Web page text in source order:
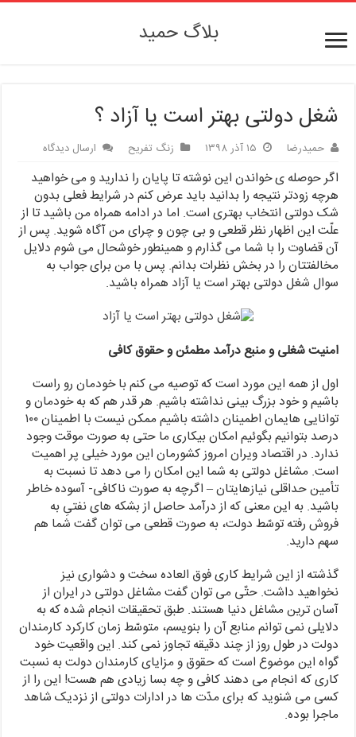
بلاگ حمید
شغل دولتی بهتر است یا آزاد ؟
حمیدرضا ۱۵ آذر ۱۳۹۸ زنگ تفریح ارسال دیدگاه
اگر حوصله ی خواندن این نوشته تا پایان را ندارید و می خواهید
هرچه زودتر نتیجه را بدانید باید عرض کنم در شرایط فعلی بدون
شک دولتی انتخاب بهتری است. اما در ادامه همراه من باشید تا از
علّت این اظهار نظر قطعی و بی چون و چرای من آگاه شوید. پس از
آن قضاوت را با شما می گذارم و همینطور خوشحال می شوم دلایل
مخالفتتان را در بخش نظرات بدانم. پس با من برای جواب به
سوال شغل دولتی بهتر است یا آزاد همراه باشید.
امنیت شغلی و منبع درآمد مطمئن و حقوق کافی
اول از همه این مورد است که توصیه می کنم با خودمان رو راست
باشیم و خود بزرگ بینی نداشته باشیم. هر قدر هم که به خودمان و
توانایی هایمان اطمینان داشته باشیم ممکن نیست با اطمینان ۱۰۰
درصد بتوانیم بگوئیم امکان بیکاری ما حتی به صورت موقت وجود
ندارد. در اقتصاد ویران امروز کشورمان این مورد خیلی پر اهمیت
است. مشاغل دولتی به شما این امکان را می دهد تا نسبت به
تأمین حداقلی نیازهایتان – اگرچه به صورت ناکافی- آسوده خاطر
باشید. به این معنی که از درآمد حاصل از بشکه های نفتیِ به
فروش رفته توسّط دولت، به صورت قطعی می توان گفت شما هم
سهم دارید.
گذشته از این شرایط کاری فوق العاده سخت و دشواری نیز
نخواهید داشت. حتّی می توان گفت مشاغل دولتی در ایران از
آسان ترین مشاغل دنیا هستند. طبق تحقیقات انجام شده که به
دلایلی نمی توانم منابع آن را بنویسم، متوسّط زمان کارکرد کارمندان
دولت در طول روز از چند دقیقه تجاوز نمی کند. این واقعیت خود
گواه این موضوع است که حقوق و مزایای کارمندان دولت به نسبت
کاری که انجام می دهند کافی و چه بسا زیادی هم هست! این را از
کسی می شنوید که برای مدّت ها در ادارات دولتی از نزدیک شاهد
ماجرا بوده.